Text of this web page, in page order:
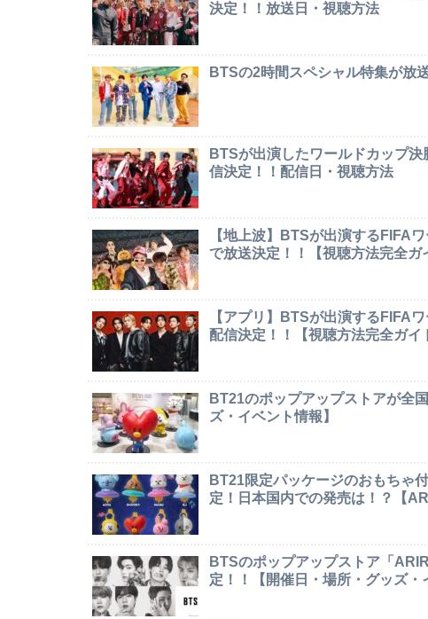
決定！！放送日・視聴方法
BTSの2時間スペシャル特集が放
BTSが出演したワールドカップ
信決定！！配信日・視聴方法
【地上波】BTSが出演するFIFA
で放送決定！！【視聴方法完全ガ
【アプリ】BTSが出演するFIFA
配信決定！！【視聴方法完全ガイ
BT21のポップアップストアが全
ズ・イベント情報】
BT21限定パッケージのおもちゃ
定！日本国内での発売は！？【
BTSのポップアップストア「
定！！【開催日・場所・グッズ・